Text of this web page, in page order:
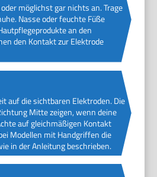
möglichst gar nichts an. Trage
Nasse oder feuchte Füße
an den
den Kontakt zur Elektrode
auf die sichtbaren Elektroden. Die
Mitte zeigen, wenn deine
auf gleichmäßigen Kontakt
Modellen mit Handgriffen die
in der Anleitung beschrieben.